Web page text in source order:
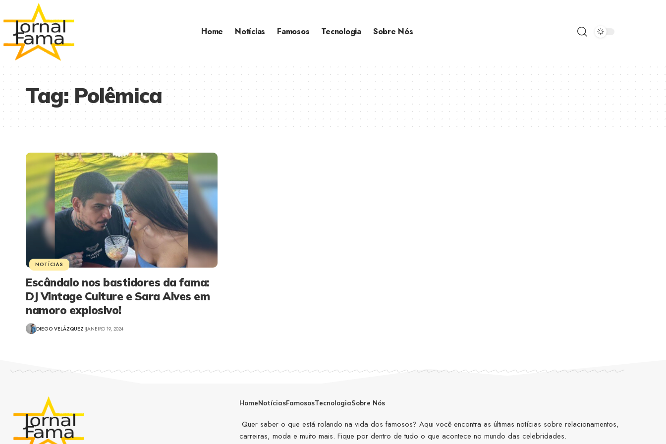
Home Notícias Famosos Tecnologia Sobre Nós
Tag:Polêmica
NOTÍCIAS
Escândalo nos bastidores da fama:
DJ Vintage Culture e Sara Alves em
namoro explosivo!
DIEGO VELÁZQUEZ JANEIRO 19, 2024
HomeNotíciasFamososTecnologiaSobre Nós
Quer saber o que está rolando na vida dos famosos? Aqui você encontra as últimas notícias sobre relacionamentos,
carreiras, moda e muito mais. Fique por dentro de tudo o que acontece no mundo das celebridades.